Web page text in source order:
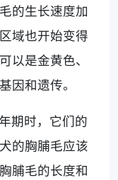
的生长速度加
域也开始变得
以是金黄色、
因和遗传。
期时，它们的
的胸脯毛应该
脯毛的长度和